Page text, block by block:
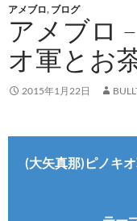
アメブロ, ブログ
アメブロ
オ軍とお
2015年1月22日
(大矢真那)ピノキ